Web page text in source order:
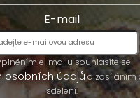
E-mail
e-mailu souhlasíte se
osobních údajůa zasíláním
sdělení.